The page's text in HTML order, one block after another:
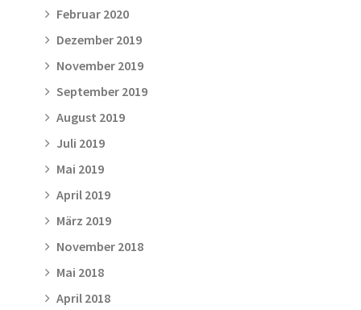
Februar 2020
Dezember 2019
November 2019
September 2019
August 2019
Juli 2019
Mai 2019
April 2019
März 2019
November 2018
Mai 2018
April 2018